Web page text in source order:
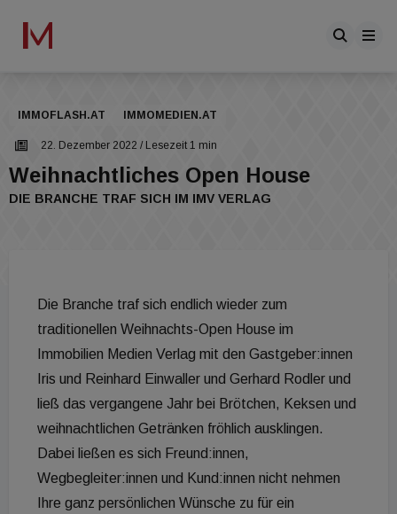
IMMOFLASH.AT IMMOMEDIEN.AT
22. Dezember 2022 / Lesezeit 1 min
Weihnachtliches Open House
DIE BRANCHE TRAF SICH IM IMV VERLAG
Die Branche traf sich endlich wieder zum
traditionellen Weihnachts-Open House im
Immobilien Medien Verlag mit den Gastgeber:innen
Iris und Reinhard Einwaller und Gerhard Rodler und
ließ das vergangene Jahr bei Brötchen, Keksen und
weihnachtlichen Getränken fröhlich ausklingen.
Dabei ließen es sich Freund:innen,
Wegbegleiter:innen und Kund:innen nicht nehmen
Ihre ganz persönlichen Wünsche zu für ein